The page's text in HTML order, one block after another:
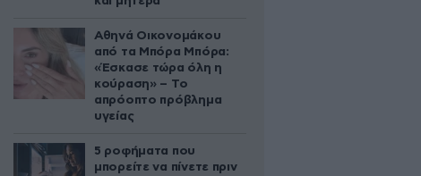
Αθηνά Οικονομάκου
από τα Μπόρα Μπόρα:
«Έσκασε τώρα όλη η
κούραση» – Το
απρόοπτο πρόβλημα
υγείας
5 ροφήματα που
μπορείτε να πίνετε πριν